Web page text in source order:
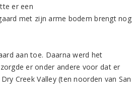
er een
met zijn arme bodem brengt nog
aan toe. Daarna werd het
er onder andere voor dat er
Creek Valley (ten noorden van San